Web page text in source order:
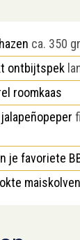
ca. 350
ontbijtspek
roomkaas
je favoriete
maiskolven